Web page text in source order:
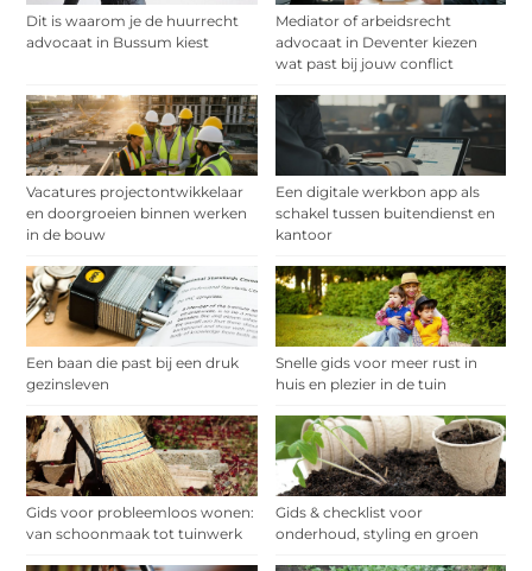
Dit is waarom je de huurrecht
advocaat in Bussum kiest
Mediator of arbeidsrecht
advocaat in Deventer kiezen
wat past bij jouw conflict
Vacatures projectontwikkelaar
en doorgroeien binnen werken
in de bouw
Een digitale werkbon app als
schakel tussen buitendienst en
kantoor
Een baan die past bij een druk
gezinsleven
Snelle gids voor meer rust in
huis en plezier in de tuin
Gids voor probleemloos wonen:
van schoonmaak tot tuinwerk
Gids & checklist voor
onderhoud, styling en groen